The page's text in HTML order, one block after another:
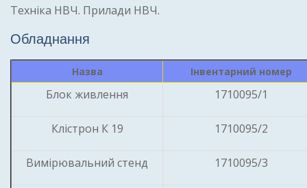
Техніка НВЧ. Прилади НВЧ.
Обладнання
Назва Інвентарний номер
Блок живлення 1710095/1
Клістрон К 19 1710095/2
Вимірювальний стенд 1710095/3